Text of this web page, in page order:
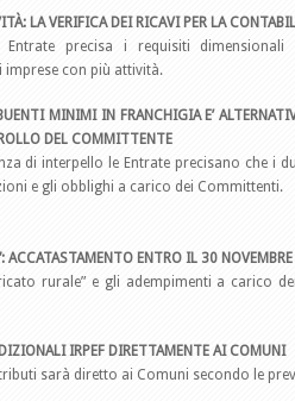
LA VERIFICA DEI RICAVI PER LA
Entrate precisa i requisiti
imprese con più attività.
MINIMI IN FRANCHIGIA E’
DEL COMMITTENTE
di interpello le Entrate precisano che i
e gli obblighi a carico dei Committenti.
ACCATASTAMENTO ENTRO IL 30
rurale” e gli adempimenti a carico
IRPEF DIRETTAMENTE AI COMUNI
sarà diretto ai Comuni secondo le